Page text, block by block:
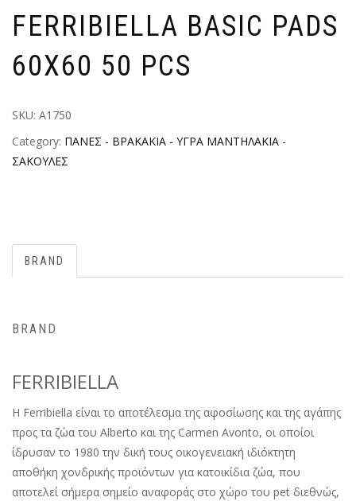
FERRIBIELLA BASIC PADS
60X60 50 PCS
SKU: Α1750
Category: ΠΑΝΕΣ - ΒΡΑΚΑΚΙΑ - ΥΓΡΑ ΜΑΝΤΗΛΑΚΙΑ -
ΣΑΚΟΥΛΕΣ
BRAND
BRAND
FERRIBIELLA
H Ferribiella είναι το αποτέλεσμα της αφοσίωσης και της αγάπης
προς τα ζώα του Alberto και της Carmen Avonto, οι οποίοι
ίδρυσαν το 1980 την δική τους οικογενειακή ιδιόκτητη
αποθήκη χονδρικής προϊόντων για κατοικίδια ζώα, που
αποτελεί σήμερα σημείο αναφοράς στο χώρο του pet διεθνώς,